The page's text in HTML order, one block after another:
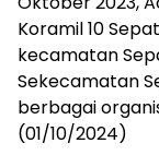
Koramil 10
kecamatan
Sekecamatan
berbagai
(01/10/2024)